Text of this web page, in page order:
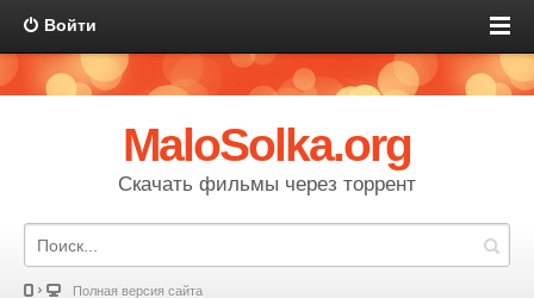
Войти
MaloSolka.org
Скачать фильмы через торрент
Полная версия сайта